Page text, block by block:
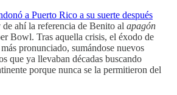
a Puerto Rico a su suerte después
de ahí la referencia de Benito al apagón
Bowl. Tras aquella crisis, el éxodo de
pronunciado, sumándose nuevos
que ya llevaban décadas buscando
porque nunca se la permitieron del